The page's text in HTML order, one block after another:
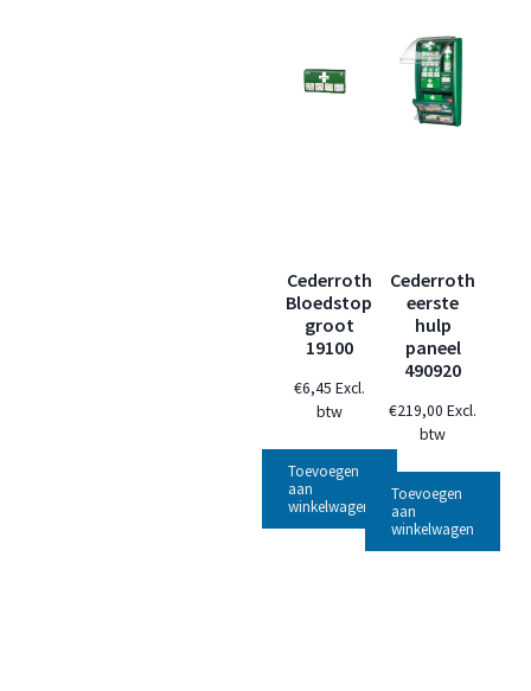
Cederroth
Bloedstop
groot
19100
€6,45 Excl.
btw
Toevoegen
aan
winkelwagen
Cederroth
eerste
hulp
paneel
490920
€219,00 Excl.
btw
Toevoegen
aan
winkelwagen